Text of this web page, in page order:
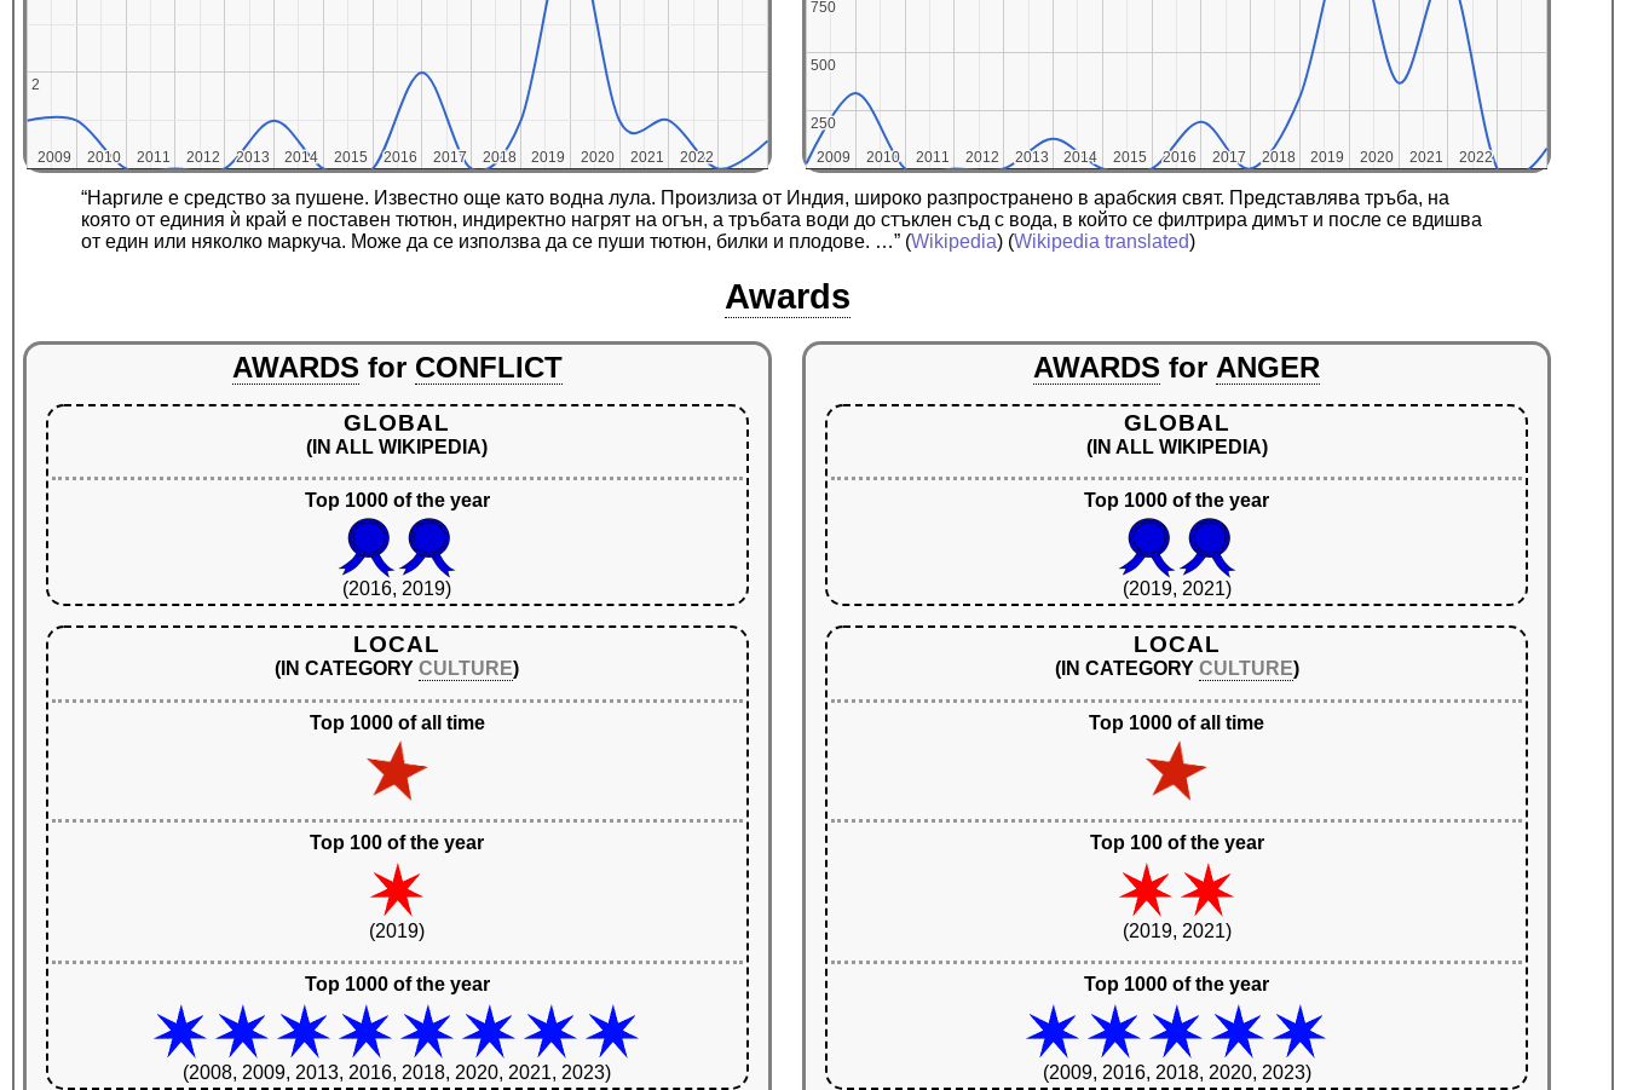
2009
2009 2010
2010 2011
2011 2012
2012 2013
2013 2014
2014 2015
2015 2016
2016 2017
2017 2018
2018 2019
2019 2020
2020 2021
2021 2022
2022
2
2
2009
2009 2010
2010 2011
2011 2012
2012 2013
2013 2014
2014 2015
2015 2016
2016 2017
2017 2018
2018 2019
2019 2020
2020 2021
2021 2022
2022
250
250
500
500
750
750
“Наргиле е средство за пушене. Известно още като водна лула. Произлиза от Индия, широко разпространено в арабския свят. Представлява тръба, на
която от единия ѝ край е поставен тютюн, индиректно нагрят на огън, а тръбата води до стъклен съд с вода, в който се филтрира димът и после се вдишва
от един или няколко маркуча. Може да се използва да се пуши тютюн, билки и плодове. …” (Wikipedia) (Wikipedia translated)
Awards
AWARDS for CONFLICT
GLOBAL
(IN ALL WIKIPEDIA)
Top 1000 of the year
(2016, 2019)
LOCAL
(IN CATEGORYCULTURE)
Top 1000 of all time
Top 100 of the year
(2019)
Top 1000 of the year
(2008, 2009, 2013, 2016, 2018, 2020, 2021, 2023)
AWARDS for ANGER
GLOBAL
(IN ALL WIKIPEDIA)
Top 1000 of the year
(2019, 2021)
LOCAL
(IN CATEGORY CULTURE)
Top 1000 of all time
Top 100 of the year
(2019, 2021)
Top 1000 of the year
(2009, 2016, 2018, 2020, 2023)